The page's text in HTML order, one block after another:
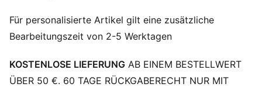
Reißverschlusstaschen
Stylisher Einsatz in Kontrastfarbe an den Beinen
PUMA Branding-Details
Für personalisierte Artikel gilt eine zusätzliche
Bearbeitungszeit von 2-5 Werktagen
KOSTENLOSE LIEFERUNG AB EINEM BESTELLWERT
ÜBER 50 €. 60 TAGE RÜCKGABERECHT NUR MIT